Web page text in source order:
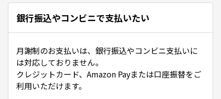
銀行振込やコンビニで支払いたい
月謝制のお支払いは、銀行振込やコンビニ支払いに
は対応しておりません。
クレジットカード、Amazon Payまたは口座振替をご
利用いただけます。